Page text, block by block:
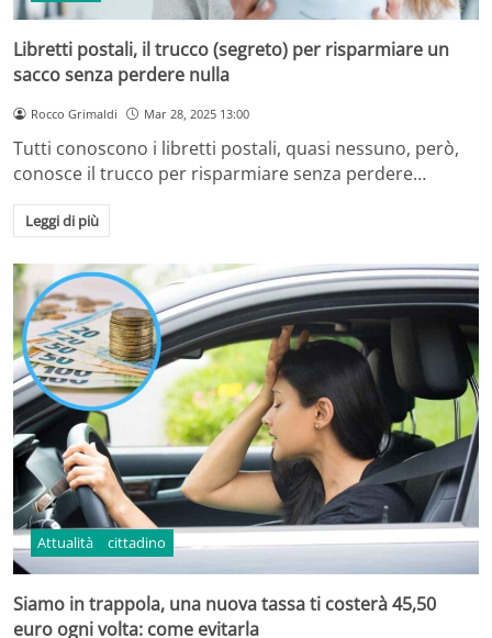
Libretti postali, il trucco (segreto) per risparmiare un
sacco senza perdere nulla
Rocco Grimaldi Mar 28, 2025 13:00
Tutti conoscono i libretti postali, quasi nessuno, però,
conosce il trucco per risparmiare senza perdere…
Leggi di più
Attualità cittadino
Siamo in trappola, una nuova tassa ti costerà 45,50
euro ogni volta: come evitarla